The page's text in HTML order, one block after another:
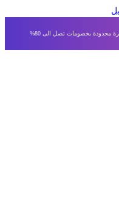
بخصومات تصل الى 80%